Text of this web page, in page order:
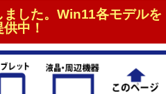
した。Win11各モデルを
供中！